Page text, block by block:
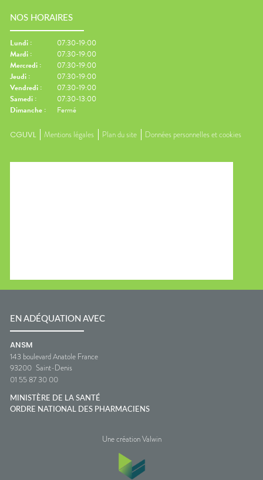
NOS HORAIRES
Lundi :
07:30-19:00
Mardi :
07:30-19:00
Mercredi :
07:30-19:00
Jeudi :
07:30-19:00
Vendredi :
07:30-19:00
Samedi :
07:30-13:00
Dimanche : Fermé
CGUVL Mentions légales Plan du site Données personnelles et cookies
EN ADÉQUATION AVEC
ANSM
143 boulevard Anatole France
93200 Saint-Denis
01 55 87 30 00
MINISTÈRE DE LA SANTÉ
ORDRE NATIONAL DES PHARMACIENS
Une création Valwin